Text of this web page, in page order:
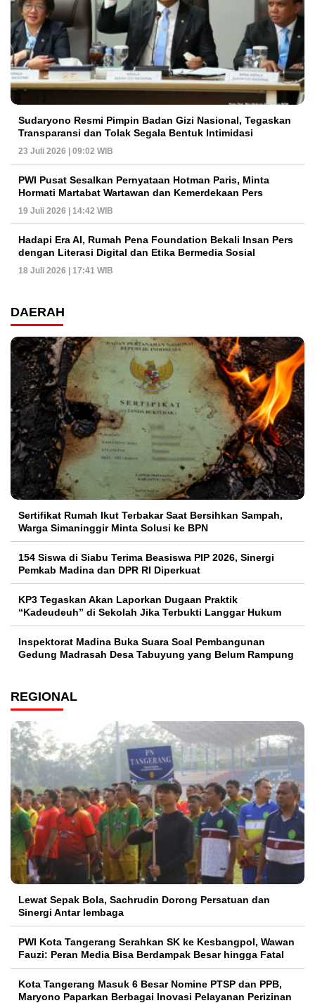
Sudaryono Resmi Pimpin Badan Gizi Nasional, Tegaskan
Transparansi dan Tolak Segala Bentuk Intimidasi
23 Juli 2026 | 09:02 WIB
PWI Pusat Sesalkan Pernyataan Hotman Paris, Minta
Hormati Martabat Wartawan dan Kemerdekaan Pers
19 Juli 2026 | 14:42 WIB
Hadapi Era AI, Rumah Pena Foundation Bekali Insan Pers
dengan Literasi Digital dan Etika Bermedia Sosial
18 Juli 2026 | 17:41 WIB
DAERAH
Sertifikat Rumah Ikut Terbakar Saat Bersihkan Sampah,
Warga Simaninggir Minta Solusi ke BPN
154 Siswa di Siabu Terima Beasiswa PIP 2026, Sinergi
Pemkab Madina dan DPR RI Diperkuat
KP3 Tegaskan Akan Laporkan Dugaan Praktik
“Kadeudeuh” di Sekolah Jika Terbukti Langgar Hukum
Inspektorat Madina Buka Suara Soal Pembangunan
Gedung Madrasah Desa Tabuyung yang Belum Rampung
REGIONAL
Lewat Sepak Bola, Sachrudin Dorong Persatuan dan
Sinergi Antar lembaga
PWI Kota Tangerang Serahkan SK ke Kesbangpol, Wawan
Fauzi: Peran Media Bisa Berdampak Besar hingga Fatal
Kota Tangerang Masuk 6 Besar Nomine PTSP dan PPB,
Maryono Paparkan Berbagai Inovasi Pelayanan Perizinan